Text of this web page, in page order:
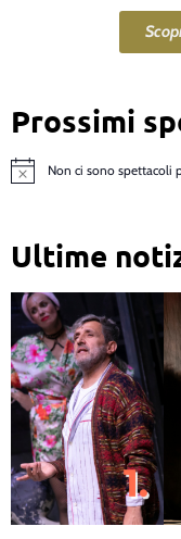
Prossimi
Notice Non ci sono spettacoli
Ultime